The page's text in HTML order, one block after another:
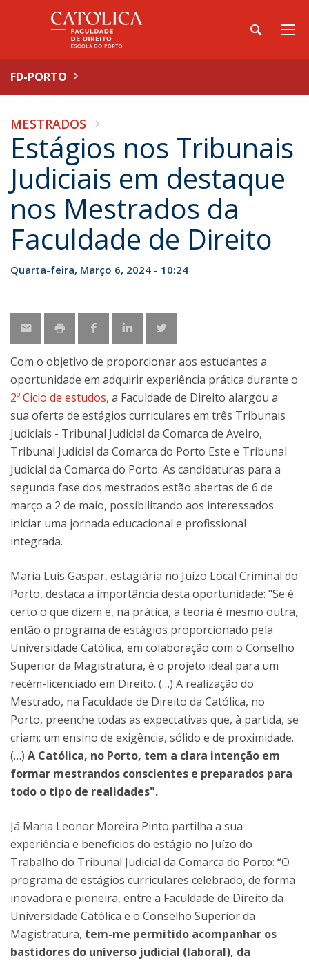
FD-PORTO
MESTRADOS
Estágios nos Tribunais
Judiciais em destaque
nos Mestrados da
Faculdade de Direito
Quarta-feira, Março 6, 2024 - 10:24
Com o objetivo de proporcionar aos estudantes a
oportunidade em adquirir experiência prática durante o
2º Ciclo de estudos, a Faculdade de Direito alargou a
sua oferta de estágios curriculares em três Tribunais
Judiciais - Tribunal Judicial da Comarca de Aveiro,
Tribunal Judicial da Comarca do Porto Este e Tribunal
Judicial da Comarca do Porto. As candidaturas para a
segunda fase dos mestrados estão abertas de 6 de
março a 2 de maio, possibilitando aos interessados
iniciar uma jornada educacional e profissional
integrada.
Maria Luís Gaspar, estagiária no Juízo Local Criminal do
Porto, destaca a importância desta oportunidade: "Se é
certo o que dizem e, na prática, a teoria é mesmo outra,
então o programa de estágios proporcionado pela
Universidade Católica, em colaboração com o Conselho
Superior da Magistratura, é o projeto ideal para um
recém-licenciado em Direito. (…) A realização do
Mestrado, na Faculdade de Direito da Católica, no
Porto, preenche todas as expectativas que, à partida, se
criam: um ensino de exigência, sólido e de proximidade.
(…) A Católica, no Porto, tem a clara intenção em
formar mestrandos conscientes e preparados para
todo o tipo de realidades".
Já Maria Leonor Moreira Pinto partilha a sua
experiência e benefícios do estágio no Juízo do
Trabalho do Tribunal Judicial da Comarca do Porto: “O
programa de estágios curriculares celebrado, de forma
inovadora e pioneira, entre a Faculdade de Direito da
Universidade Católica e o Conselho Superior da
Magistratura, tem-me permitido acompanhar os
bastidores do universo judicial (laboral), da